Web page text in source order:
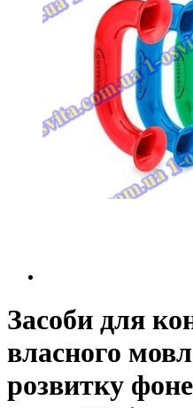
Засоби для
власного
розвитку